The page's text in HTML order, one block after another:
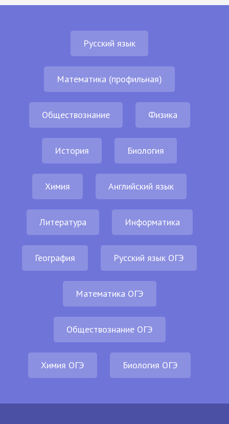
Русский язык
Математика (профильная)
Обществознание Физика
История Биология
Химия Английский язык
Литература Информатика
География Русский язык ОГЭ
Математика ОГЭ
Обществознание ОГЭ
Химия ОГЭ Биология ОГЭ